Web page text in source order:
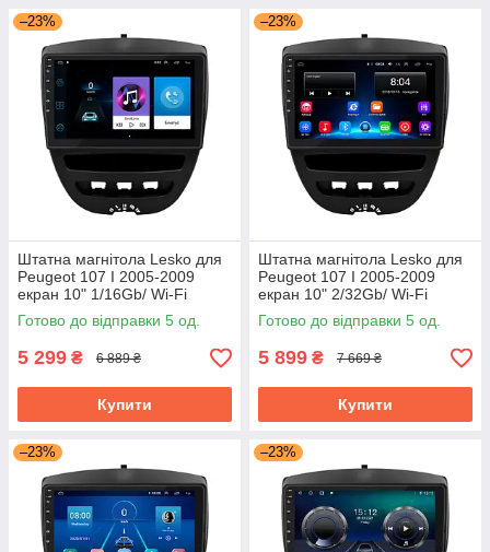
–23%
Штатна магнітола Lesko для
Peugeot 107 I 2005-2009
екран 10" 1/16Gb/ Wi-Fi
Optima GPS Android Пожо
Готово до відправки 5 од.
5 299 ₴ 6 889 ₴
Купити
–23%
Штатна магнітола Lesko для
Peugeot 107 I 2005-2009
екран 10" 2/32Gb/ Wi-Fi
Optima GPS Android Пожо
Готово до відправки 5 од.
5 899 ₴ 7 669 ₴
Купити
–23% –23%